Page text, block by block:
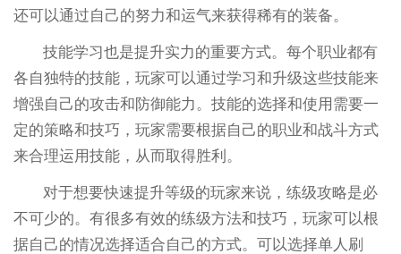
还可以通过自己的努力和运气来获得稀有的装备。
技能学习也是提升实力的重要方式。每个职业都有
各自独特的技能，玩家可以通过学习和升级这些技能来
增强自己的攻击和防御能力。技能的选择和使用需要一
定的策略和技巧，玩家需要根据自己的职业和战斗方式
来合理运用技能，从而取得胜利。
对于想要快速提升等级的玩家来说，练级攻略是必
不可少的。有很多有效的练级方法和技巧，玩家可以根
据自己的情况选择适合自己的方式。可以选择单人刷